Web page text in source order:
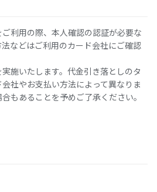
利用の際、本人確認の認証が必要な
などはご利用のカード会社にご確認
施いたします。代金引き落としのタ
社やお支払い方法によって異なりま
もあることを予めご了承ください。